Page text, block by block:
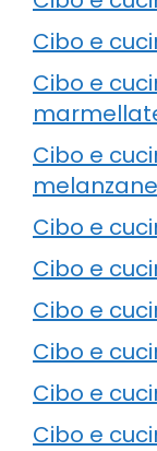
Cibo e
Cibo e
Cibo e
melanzane
Cibo e
Cibo e
Cibo e
Cibo e
Cibo e
Cibo e